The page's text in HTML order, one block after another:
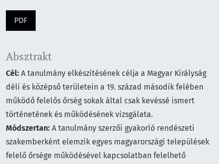
PDF
Absztrakt
Cél: A tanulmány elkészítésének célja a Magyar Királyság
déli és középső területein a 19. század második felében
működő felelős őrség sokak által csak kevéssé ismert
történetének és működésének vizsgálata.
Módszertan: A tanulmány szerzői gyakorló rendészeti
szakemberként elemzik egyes magyarországi települések
felelő őrsége működésével kapcsolatban felelhető